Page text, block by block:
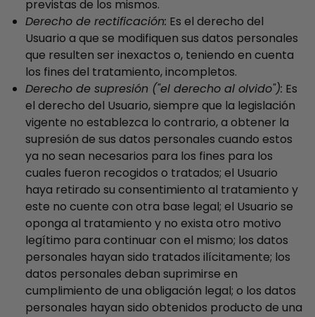
previstas de los mismos.
Derecho de rectificación: Es el derecho del
Usuario a que se modifiquen sus datos personales
que resulten ser inexactos o, teniendo en cuenta
los fines del tratamiento, incompletos.
Derecho de supresión ("el derecho al olvido"): Es
el derecho del Usuario, siempre que la legislación
vigente no establezca lo contrario, a obtener la
supresión de sus datos personales cuando estos
ya no sean necesarios para los fines para los
cuales fueron recogidos o tratados; el Usuario
haya retirado su consentimiento al tratamiento y
este no cuente con otra base legal; el Usuario se
oponga al tratamiento y no exista otro motivo
legítimo para continuar con el mismo; los datos
personales hayan sido tratados ilícitamente; los
datos personales deban suprimirse en
cumplimiento de una obligación legal; o los datos
personales hayan sido obtenidos producto de una